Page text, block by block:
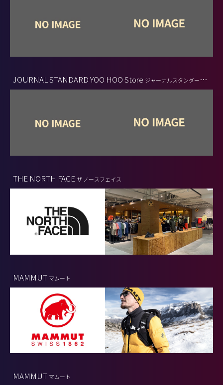
JOURNAL STANDARD YOO HOO Store ジャーナルスタンダード
ヤッホーストア
THE NORTH FACE ザ ノースフェイス
MAMMUT マムート
MAMMUT マムート